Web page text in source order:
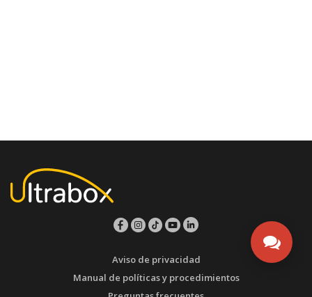
Aviso de privacidad
Manual de políticas y procedimientos